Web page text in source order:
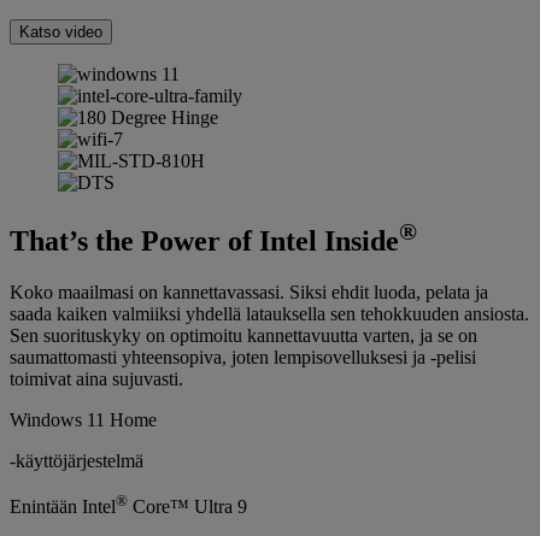
Katso video
That’s the Power of Intel Inside®
Koko maailmasi on kannettavassasi. Siksi ehdit luoda, pelata ja
saada kaiken valmiiksi yhdellä latauksella sen tehokkuuden ansiosta.
Sen suorituskyky on optimoitu kannettavuutta varten, ja se on
saumattomasti yhteensopiva, joten lempisovelluksesi ja -pelisi
toimivat aina sujuvasti.
Windows 11 Home
-käyttöjärjestelmä
Enintään Intel® Core™ Ultra 9